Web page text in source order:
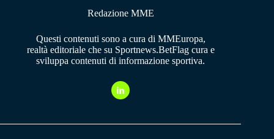
Redazione MME
Questi contenuti sono a cura di MMEuropa,
realtà editoriale che su Sportnews.BetFlag cura e
sviluppa contenuti di informazione sportiva.